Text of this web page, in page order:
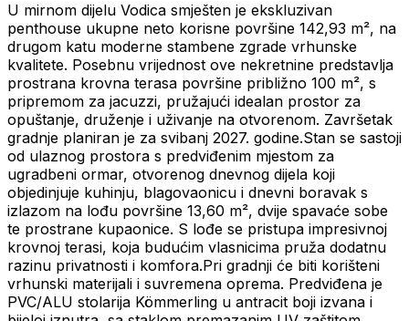
U mirnom dijelu Vodica smješten je ekskluzivan
penthouse ukupne neto korisne površine 142,93 m², na
drugom katu moderne stambene zgrade vrhunske
kvalitete. Posebnu vrijednost ove nekretnine predstavlja
prostrana krovna terasa površine približno 100 m², s
pripremom za jacuzzi, pružajući idealan prostor za
opuštanje, druženje i uživanje na otvorenom. Završetak
gradnje planiran je za svibanj 2027. godine.Stan se sastoji
od ulaznog prostora s predviđenim mjestom za
ugradbeni ormar, otvorenog dnevnog dijela koji
objedinjuje kuhinju, blagovaonicu i dnevni boravak s
izlazom na lođu površine 13,60 m², dvije spavaće sobe
te prostrane kupaonice. S lođe se pristupa impresivnoj
krovnoj terasi, koja budućim vlasnicima pruža dodatnu
razinu privatnosti i komfora.Pri gradnji će biti korišteni
vrhunski materijali i suvremena oprema. Predviđena je
PVC/ALU stolarija Kömmerling u antracit boji izvana i